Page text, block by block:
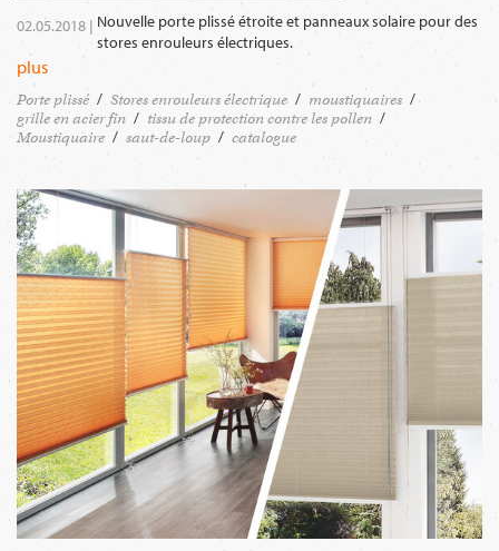
02.05.2018 | Nouvelle porte plissé étroite et panneaux solaire pour des
stores enrouleurs électriques.
plus
Porte plissé Stores enrouleurs électrique
moustiquaires
grille en acier fin
tissu de protection contre les pollen
Moustiquaire
saut-de-loup catalogue